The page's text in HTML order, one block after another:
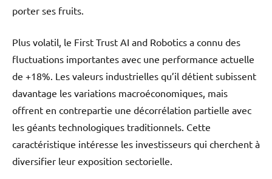
porter ses fruits.
Plus volatil, le First Trust AI and Robotics a connu des
fluctuations importantes avec une performance actuelle
de +18%. Les valeurs industrielles qu’il détient subissent
davantage les variations macroéconomiques, mais
offrent en contrepartie une décorrélation partielle avec
les géants technologiques traditionnels. Cette
caractéristique intéresse les investisseurs qui cherchent à
diversifier leur exposition sectorielle.